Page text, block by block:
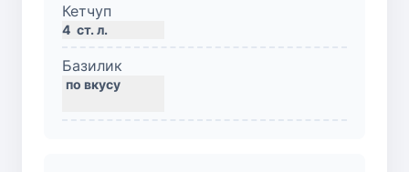
Кетчуп
4 ст. л.
Базилик